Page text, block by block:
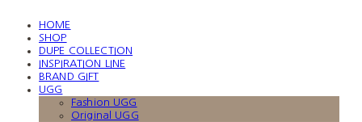
HOME
SHOP
DUPE COLLECTION
INSPIRATION LINE
BRAND GIFT
UGG
Fashion UGG
Original UGG